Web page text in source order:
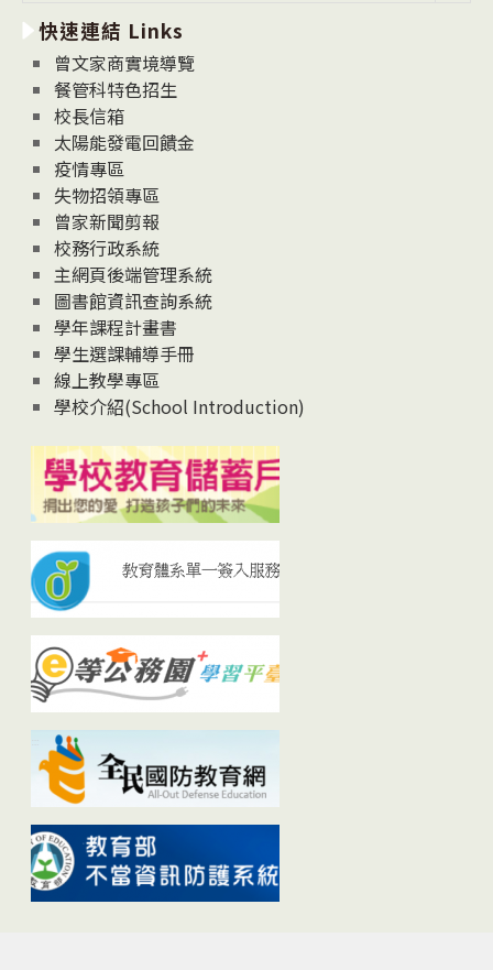
消
息
News
快速連結 Links
曾文家商實境導覽
餐管科特色招生
校長信箱
太陽能發電回饋金
疫情專區
失物招領專區
曾家新聞剪報
校務行政系統
主網頁後端管理系統
圖書館資訊查詢系統
學年課程計畫書
學生選課輔導手冊
線上教學專區
學校介紹(School Introduction)